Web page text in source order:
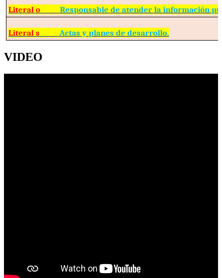
Literal oResponsable de atender la información
Literal sActas y planes de desarrollo.
VIDEO